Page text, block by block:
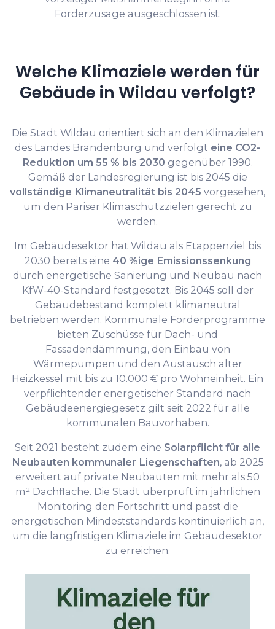
Förderzusage ausgeschlossen ist.
Welche Klimaziele werden für
Gebäude in Wildau verfolgt?
Die Stadt Wildau orientiert sich an den Klimazielen
des Landes Brandenburg und verfolgt eine CO2-
Reduktion um 55 % bis 2030 gegenüber 1990.
Gemäß der Landesregierung ist bis 2045 die
vollständige Klimaneutralität bis 2045 vorgesehen,
um den Pariser Klimaschutzzielen gerecht zu
werden.
Im Gebäudesektor hat Wildau als Etappenziel bis
2030 bereits eine 40 %ige Emissionssenkung
durch energetische Sanierung und Neubau nach
KfW-40-Standard festgesetzt. Bis 2045 soll der
Gebäudebestand komplett klimaneutral
betrieben werden. Kommunale Förderprogramme
bieten Zuschüsse für Dach- und
Fassadendämmung, den Einbau von
Wärmepumpen und den Austausch alter
Heizkessel mit bis zu 10.000 € pro Wohneinheit. Ein
verpflichtender energetischer Standard nach
Gebäudeenergiegesetz gilt seit 2022 für alle
kommunalen Bauvorhaben.
Seit 2021 besteht zudem eine Solarpflicht für alle
Neubauten kommunaler Liegenschaften, ab 2025
erweitert auf private Neubauten mit mehr als 50
m² Dachfläche. Die Stadt überprüft im jährlichen
Monitoring den Fortschritt und passt die
energetischen Mindeststandards kontinuierlich an,
um die langfristigen Klimaziele im Gebäudesektor
zu erreichen.